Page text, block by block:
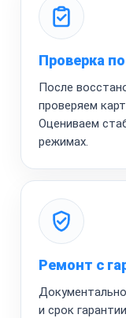
Проверка
После
проверяем
Оцениваем
режимах.
Ремонт с
и срок